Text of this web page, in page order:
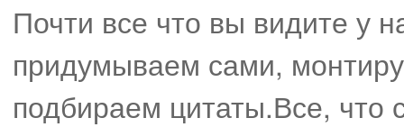
Почти все что вы видите у
придумываем сами,
подбираем цитаты.Все, что